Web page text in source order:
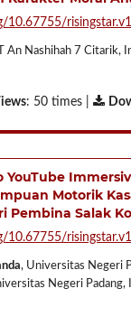
10.67755/
An Nashihah 7 Citarik,
: 50 times |
YouTube
Motorik
Pembina Salak
10.67755/
, Universitas Negeri
Negeri Padang,